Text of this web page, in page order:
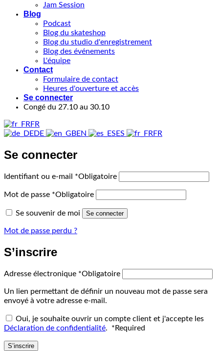
Jam Session
Blog
Podcast
Blog du skateshop
Blog du studio d'enregistrement
Blog des événements
L'équipe
Contact
Formulaire de contact
Heures d'ouverture et accès
Se connecter
Congé du 27.10 au 30.10
FR
DE
EN ES FR
Se connecter
Identifiant ou e-mail *Obligatoire
Mot de passe *Obligatoire
Se souvenir de moi Se connecter
Mot de passe perdu ?
S’inscrire
Adresse électronique *Obligatoire
Un lien permettant de définir un nouveau mot de passe sera
envoyé à votre adresse e-mail.
Oui, je souhaite ouvrir un compte client et j'accepte les
Déclaration de confidentialité. *Required
S’inscrire